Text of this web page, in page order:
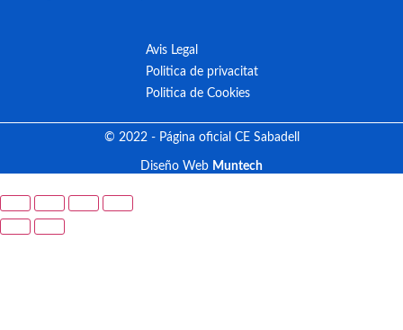
Avis Legal
Politica de privacitat
Politica de Cookies
© 2022 - Página oficial CE Sabadell
Diseño Web Muntech